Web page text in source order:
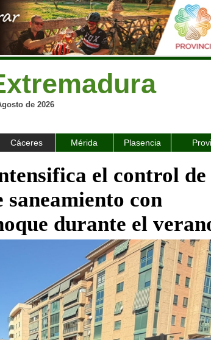
de 2026
Cáceres Mérida Plasencia
el control de
saneamiento con
durante el